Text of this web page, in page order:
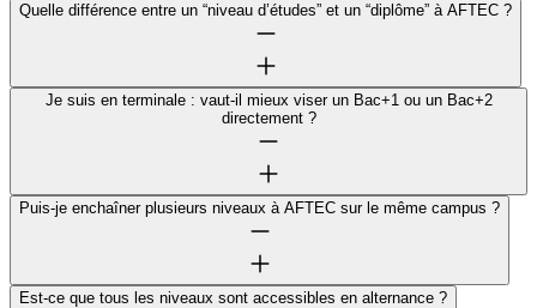
Quelle différence entre un “niveau d’études” et un “diplôme” à AFTEC ?
Je suis en terminale : vaut-il mieux viser un Bac+1 ou un Bac+2
directement ?
Puis-je enchaîner plusieurs niveaux à AFTEC sur le même campus ?
Est-ce que tous les niveaux sont accessibles en alternance ?